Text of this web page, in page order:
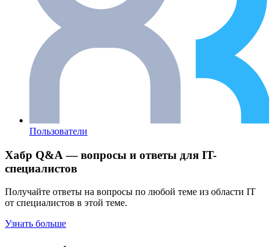
Пользователи
Хабр Q&A — вопросы и ответы для IT-
специалистов
Получайте ответы на вопросы по любой теме из области IT
от специалистов в этой теме.
Узнать больше